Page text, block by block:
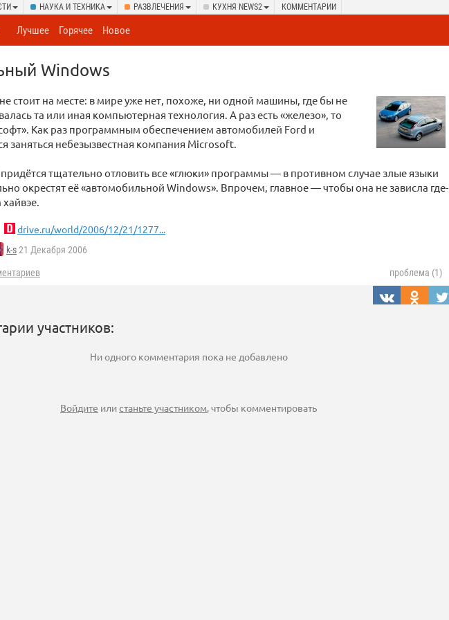
НАУКА И ТЕХНИКА РАЗВЛЕЧЕНИЯ КУХНЯ NEWS2 КОММЕНТАРИИ
Лучшее Горячее Новое
Windows
стоит на месте: в мире уже нет, похоже, ни одной машины, где бы не
та или иная компьютерная технология. А раз есть «железо», то
Как раз программным обеспечением автомобилей Ford и
заняться небезызвестная компания Microsoft.
тщательно отловить все «глюки» программы — в противном случае злые языки
окрестят её «автомобильной Windows». Впрочем, главное — чтобы она не зависла где-
drive.ru/world/2006/12/21/1277...
k-s21 Декабря 2006
проблема (1)
участников:
Ни одного комментария пока не добавлено
Войдите илистаньте участником, чтобы комментировать